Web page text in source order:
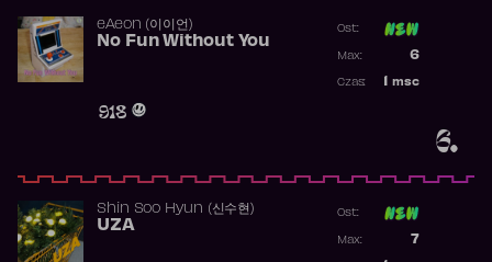
6.
​eAeon (이이언)
No Fun Without You
918
Ost:
6
Max:
msc
Czas:
Shin Soo Hyun (신수현)
UZA
Ost:
7
Max: